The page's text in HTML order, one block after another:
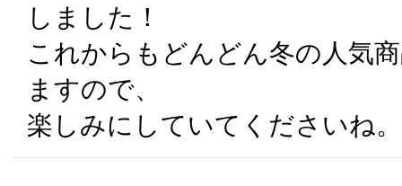
しました！
これからもどんどん冬の人気
ますので、
楽しみにしていてくださいね。